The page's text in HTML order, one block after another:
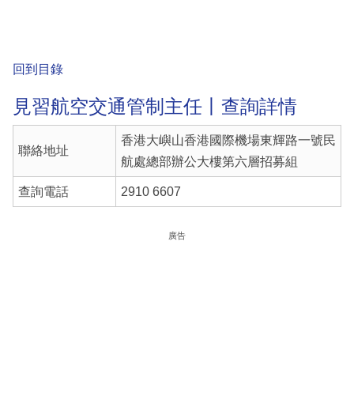
回到目錄
見習航空交通管制主任丨查詢詳情
聯絡地址
香港大嶼山香港國際機場東輝路一號民
航處總部辦公大樓第六層招募組
查詢電話 2910 6607
廣告